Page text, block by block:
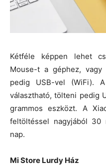
Kétféle képpen lehet
Mouse-t a géphez, vagy
pedig USB-vel (WiFi).
választható, tölteni pedig
grammos eszközt. A
feltöltéssel nagyjából 30
nap.
Mi Store Lurdy Ház